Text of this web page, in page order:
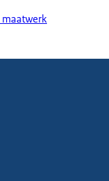
maatwerk